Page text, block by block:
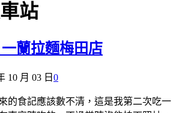
站
一蘭拉麵梅田店
10 月 03 日 0
的食記應該數不清，這是我第二次吃一